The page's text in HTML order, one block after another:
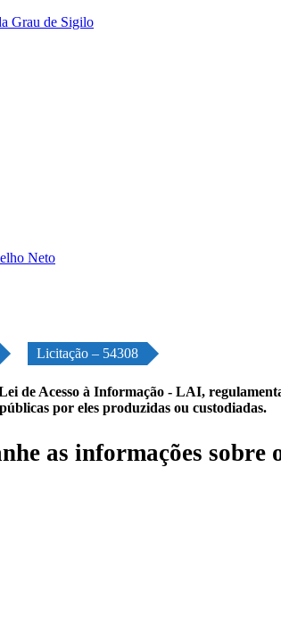
Grau de Sigilo
Licitação – 54308
de Acesso à Informação - LAI,
por eles produzidas ou custodiadas.
as informações sobre